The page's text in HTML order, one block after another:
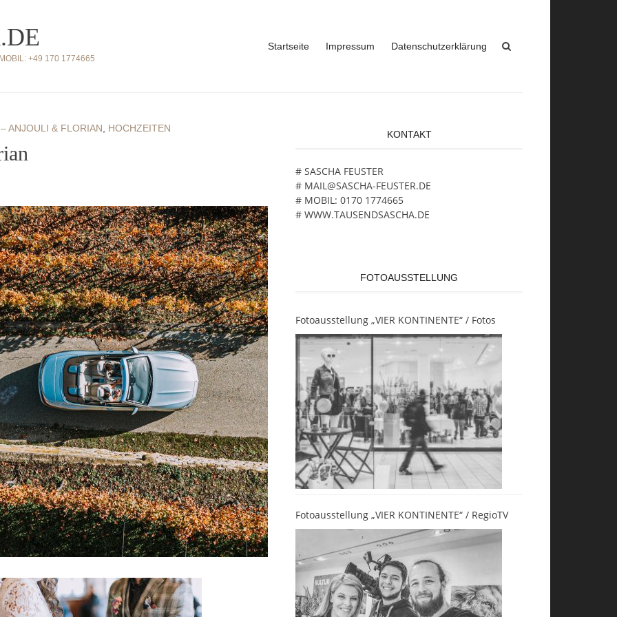
+49 170 1774665
Startseite Impressum Datenschutzerklärung
ANJOULI & FLORIAN HOCHZEITEN
KONTAKT
# SASCHA FEUSTER
# MAIL@SASCHA-FEUSTER.DE
# MOBIL: 0170 1774665
# WWW.TAUSENDSASCHA.DE
FOTOAUSSTELLUNG
Fotoausstellung „VIER KONTINENTE“ / Fotos
Fotoausstellung „VIER KONTINENTE“ / RegioTV